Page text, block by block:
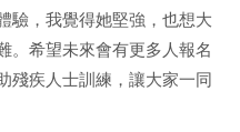
驗，我覺得她堅強，也想大
。希望未來會有更多人報名
殘疾人士訓練，讓大家一同